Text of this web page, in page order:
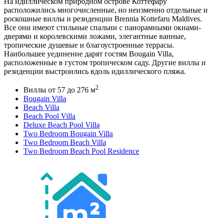
расположились многочисленные, но неизменно отдельные и
роскошные виллы и резиденции Brennia Kottefaru Maldives.
Все они имеют стильные спальни с панорамными окнами-
дверями и королевскими ложами, элегантные ванные,
тропические душевые и благоустроенные террасы.
Наибольшее уединение дарят гостям Bougain Villa,
расположенные в густом тропическом саду. Другие виллы и
резиденции выстроились вдоль идиллического пляжа.
Виллы от 57 до 276 м2
Bougain Villa
Beach Villa
Beach Pool Villa
Deluxe Beach Pool Villa
Two Bedroom Bougain Villa
Two Bedroom Beach Villa
Two Bedroom Beach Pool Residence